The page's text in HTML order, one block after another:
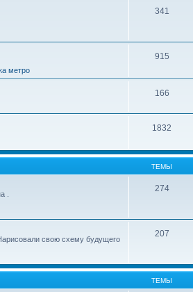
341
метро
915
166
1832
ТЕМЫ
.
274
свою схему будущего
207
ТЕМЫ